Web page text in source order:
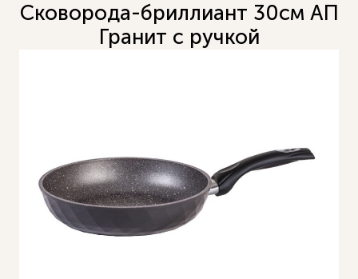
Сковорода-бриллиант 30см АП
Гранит с ручкой